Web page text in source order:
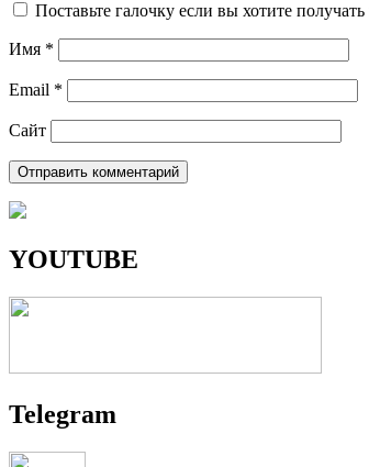
Поставьте галочку если вы хотите
Имя *
Email *
Сайт
YOUTUBE
Telegram